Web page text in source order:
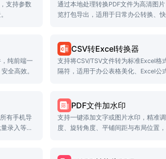
支持参数
通过本地处理转换PDF文件为高清图
览打包导出，适用于日常办公转换、
纯前端一
全高效。
CSV转Excel转换器
支持将CSV/TSV文件转为标准Excel格
隔符，适用于办公表格美化、Excel公
有手机导
录入等场
PDF文件加水印
支持一键添加文字或图片水印，精准
度、旋转角度、平铺间距与布局位置